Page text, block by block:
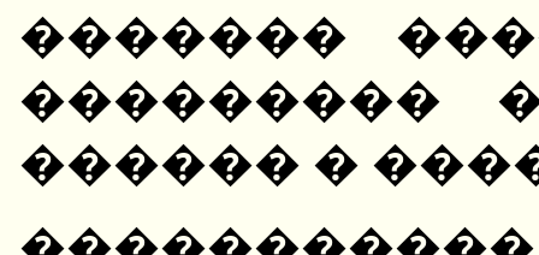
�������
���������
������ �